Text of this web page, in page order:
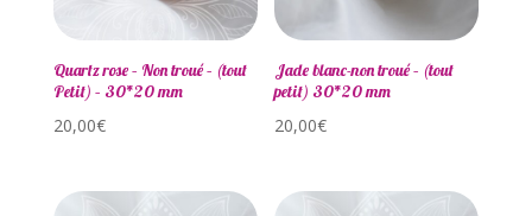
Quartz rose – Non troué – (tout
Petit) – 30*20 mm
20,00€
Jade blanc-non troué – (tout
petit) 30*20 mm
20,00€